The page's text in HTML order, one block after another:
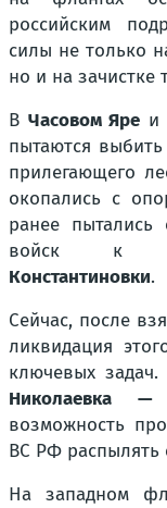
российским
силы не только
но и на зачистке
В Часовом Яре и
пытаются
прилегающего
окопались с
ранее пытались
войск к
Константиновки.
Сейчас, после
ликвидация
ключевых задач.
Николаевка —
возможность
ВС РФ распылять
На западном